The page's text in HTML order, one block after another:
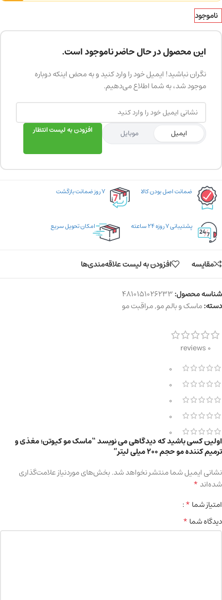
ناموجود
این محصول در حال حاضر ناموجود است.
نگران نباشید! ایمیل خود را وارد کنید و به محض اینکه دوباره
موجود شد، به شما اطلاع می‌دهیم.
ایمیل موبایل افزودن به لیست انتظار
ضمانت اصل بودن کالا ۷ روز ضمانت بازگشت
پشتیبانی ۷ روزه ۲۴ ساعته امکان تحویل سریع
مقایسه افزودن به لیست علاقه‌مندی‌ها
شناسه محصول:4810151026233
دسته:ماسک و بالم مو,مراقبت مو
0 reviews
0
0
0
0
0
اولین کسی باشید که دیدگاهی می نویسد “ماسک مو کیوتن؛ مغذی و
ترمیم کننده مو حجم 200 میلی لیتر”
نشانی ایمیل شما منتشر نخواهد شد.بخش‌های موردنیاز علامت‌گذاری
شده‌اند*
امتیاز شما*
دیدگاه شما*